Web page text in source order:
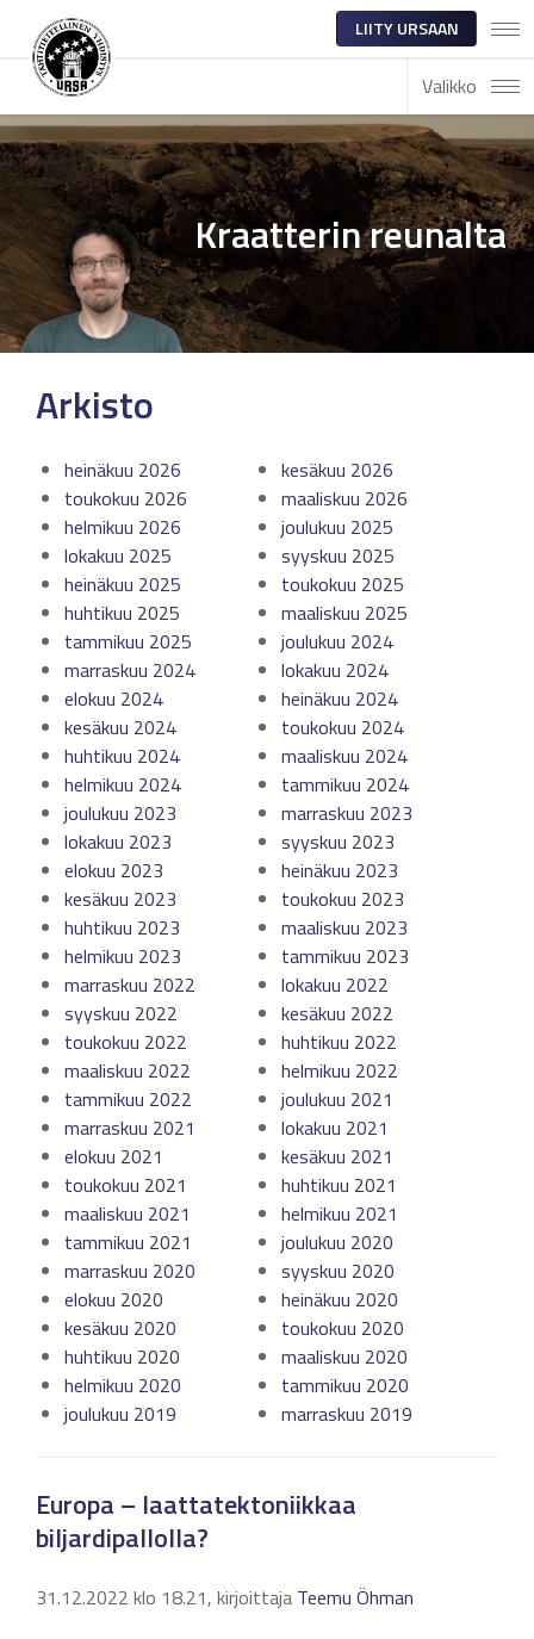
LIITY URSAAN
Valikko
Kraatterin reunalta
Arkisto
heinäkuu 2026
kesäkuu 2026
toukokuu 2026
maaliskuu 2026
helmikuu 2026
joulukuu 2025
lokakuu 2025
syyskuu 2025
heinäkuu 2025
toukokuu 2025
huhtikuu 2025
maaliskuu 2025
tammikuu 2025
joulukuu 2024
marraskuu 2024
lokakuu 2024
elokuu 2024
heinäkuu 2024
kesäkuu 2024
toukokuu 2024
huhtikuu 2024
maaliskuu 2024
helmikuu 2024
tammikuu 2024
joulukuu 2023
marraskuu 2023
lokakuu 2023
syyskuu 2023
elokuu 2023
heinäkuu 2023
kesäkuu 2023
toukokuu 2023
huhtikuu 2023
maaliskuu 2023
helmikuu 2023
tammikuu 2023
marraskuu 2022
lokakuu 2022
syyskuu 2022
kesäkuu 2022
toukokuu 2022
huhtikuu 2022
maaliskuu 2022
helmikuu 2022
tammikuu 2022
joulukuu 2021
marraskuu 2021
lokakuu 2021
elokuu 2021
kesäkuu 2021
toukokuu 2021
huhtikuu 2021
maaliskuu 2021
helmikuu 2021
tammikuu 2021
joulukuu 2020
marraskuu 2020
syyskuu 2020
elokuu 2020
heinäkuu 2020
kesäkuu 2020
toukokuu 2020
huhtikuu 2020
maaliskuu 2020
helmikuu 2020
tammikuu 2020
joulukuu 2019
marraskuu 2019
Europa – laattatektoniikkaa
biljardipallolla?
31.12.2022 klo 18.21, kirjoittaja Teemu Öhman